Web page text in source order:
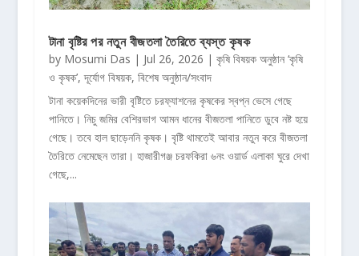
টানা বৃষ্টির পর নতুন বীজতলা তৈরিতে ব্যস্ত কৃষক
by Mosumi Das | Jul 26, 2026 | কৃষি বিষয়ক অনুষ্ঠান ‘কৃষি
ও কৃষক’,দূর্যোগ বিষয়ক, বিশেষ অনুষ্ঠান/সংবাদ
টানা কয়েকদিনের ভারী বৃষ্টিতে চরফ্যাশনের কৃষকের স্বপ্ন ভেসে গেছে
পানিতে। নিচু জমির বেশিরভাগ আমন ধানের বীজতলা পানিতে ডুবে নষ্ট হয়ে
গেছে। তবে হাল ছাড়েননি কৃষক। বৃষ্টি থামতেই আবার নতুন করে বীজতলা
তৈরিতে নেমেছেন তারা। হাজারীগঞ্জ চরফকিরা ৬নং ওয়ার্ড এলাকা ঘুরে দেখা
গেছে,...